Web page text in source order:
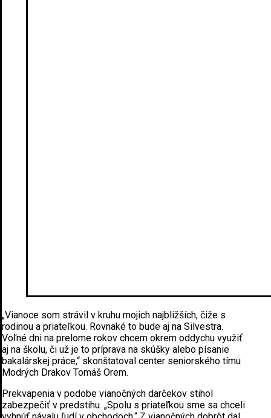
„Vianoce som strávil v kruhu mojich najbližších, čiže s
rodinou a priateľkou. Rovnaké to bude aj na Silvestra.
Voľné dni na prelome rokov chcem okrem oddychu využiť
aj na školu, či už je to príprava na skúšky alebo písanie
bakalárskej práce,“ skonštatoval center seniorského tímu
Modrých Drakov Tomáš Orem.
Prekvapenia v podobe vianočných darčekov stihol
zabezpečiť v predstihu. „Spolu s priateľkou sme sa chceli